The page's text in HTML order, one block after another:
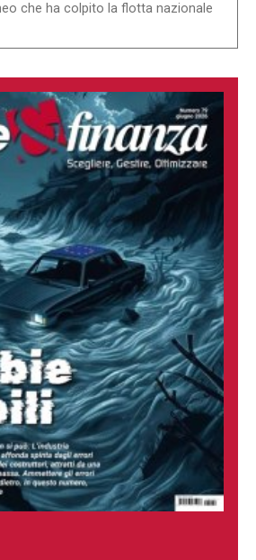
che ha colpito la flotta nazionale